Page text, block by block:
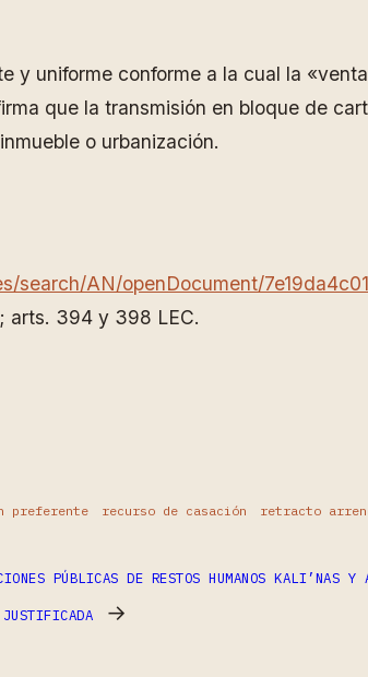
y uniforme conforme a la cual la
que la transmisión en bloque de
o urbanización.
search/AN/openDocument/
arts. 394 y 398 LEC.
preferente recurso de casación retracto
PÚBLICAS DE RESTOS HUMANOS KALI’NAS Y
→